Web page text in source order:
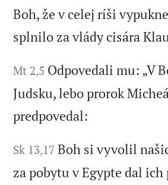
Boh, že v celej ríši
splnilo za vlády cisára
Mt 2,5 Odpovedali mu: „V
Judsku, lebo prorok
predpovedal:
Sk 13,17 Boh si vyvolil
za pobytu v Egypte dal